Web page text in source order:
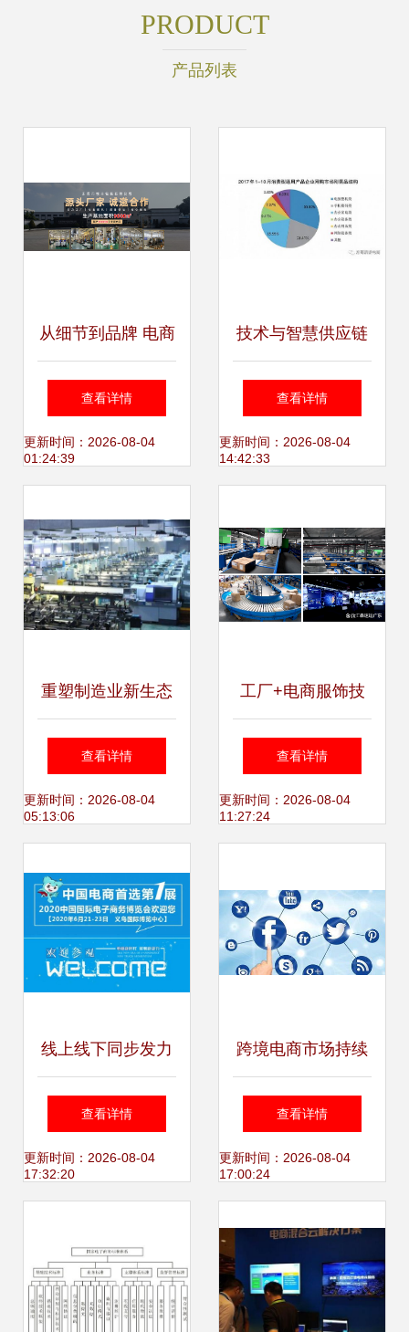
PRODUCT
产品列表
从细节到品牌 电商
网页设计中垃圾袋
包装的视觉历程诠
查看详情
更新时间：2026-08-04
01:24:39
技术与智慧供应链
并驱 京东如何撬动
万亿级企业级市场
查看详情
更新时间：2026-08-04
14:42:33
重塑制造业新生态
研祥工控互联与电
子商务技术服务的
查看详情
更新时间：2026-08-04
05:13:06
工厂+电商服饰技
术服务指南 赋能产
业的数字链路
查看详情
更新时间：2026-08-04
11:27:24
线上线下同步发力
御为民亮相国际电
商博览会，引领电
潮流
查看详情
更新时间：2026-08-04
17:32:20
跨境电商市场持续
升温，华南城以技
术赋能助力企业抢
查看详情
更新时间：2026-08-04
17:00:24